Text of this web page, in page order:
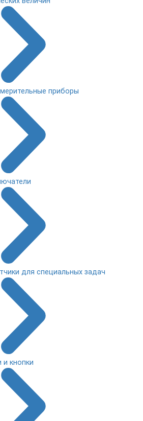
приборы
для специальных задач
и кнопки